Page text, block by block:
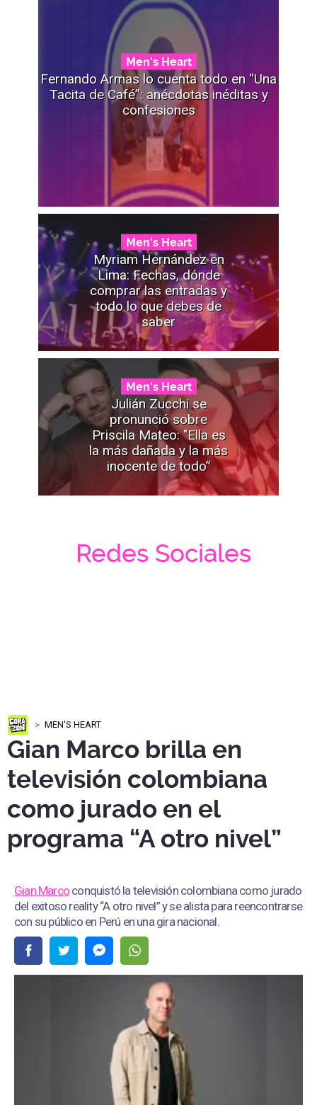
Men's Heart
Fernando Armas lo cuenta todo en “Una
Tacita de Café”: anécdotas inéditas y
confesiones
Men's Heart
Myriam Hernández en
Lima: Fechas, dónde
comprar las entradas y
todo lo que debes de
saber
Men's Heart
Julián Zucchi se
pronunció sobre
Priscila Mateo: "Ella es
la más dañada y la más
inocente de todo”
Redes Sociales
MEN'S HEART
Gian Marco brilla en
televisión colombiana
como jurado en el
programa “A otro nivel”
Gian Marco conquistó la televisión colombiana como jurado
del exitoso reality “A otro nivel” y se alista para reencontrarse
con su público en Perú en una gira nacional.